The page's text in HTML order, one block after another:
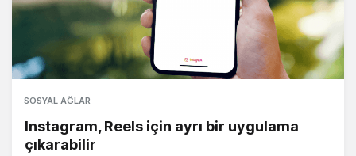
SOSYAL AĞLAR
Instagram, Reels için ayrı bir uygulama
çıkarabilir